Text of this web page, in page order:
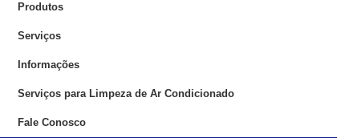
Produtos
Serviços
Informações
Serviços para Limpeza de Ar Condicionado
Fale Conosco